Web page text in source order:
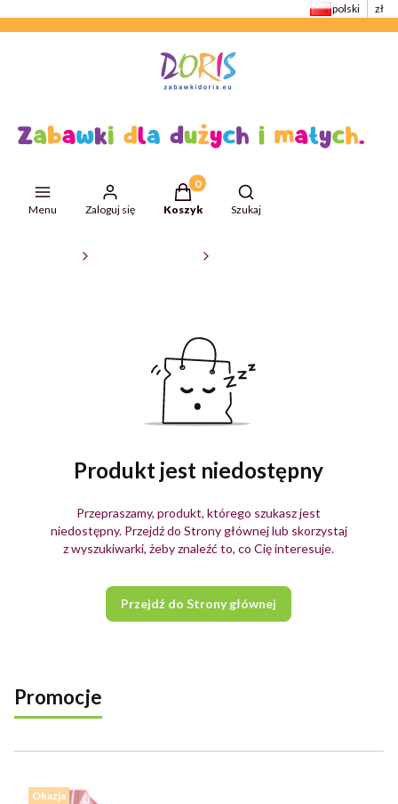
polski zł
Menu Zaloguj się
Produkty w koszyku: 0. Zobacz
Koszyk
Otwórz wyszukiwarkę
Szukaj
Produkt jest niedostępny
Przepraszamy, produkt, którego szukasz jest
niedostępny. Przejdź do Strony głównej lub skorzystaj
z wyszukiwarki, żeby znaleźć to, co Cię interesuje.
Przejdź do Strony głównej
Promocje
Okazja